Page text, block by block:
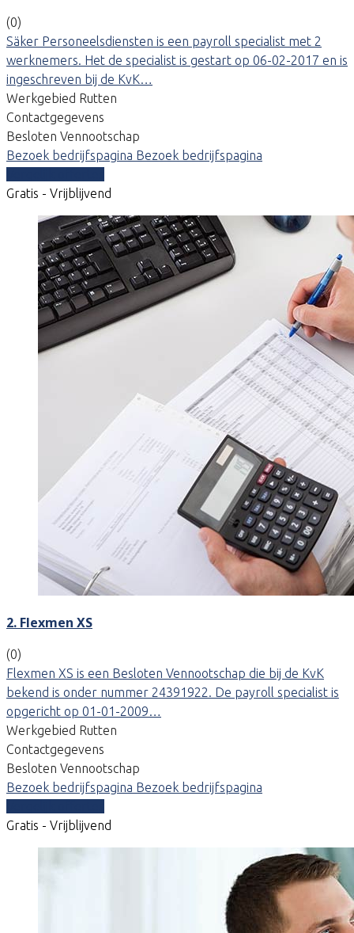
(0)
Säker Personeelsdiensten is een payroll specialist met 2
werknemers. Het de specialist is gestart op 06-02-2017 en is
ingeschreven bij de KvK…
Werkgebied Rutten
Contactgegevens
Besloten Vennootschap
Bezoek bedrijfspagina Bezoek bedrijfspagina
Gratis - Vrijblijvend
2. Flexmen XS
(0)
Flexmen XS is een Besloten Vennootschap die bij de KvK
bekend is onder nummer 24391922. De payroll specialist is
opgericht op 01-01-2009…
Werkgebied Rutten
Contactgegevens
Besloten Vennootschap
Bezoek bedrijfspagina Bezoek bedrijfspagina
Gratis - Vrijblijvend